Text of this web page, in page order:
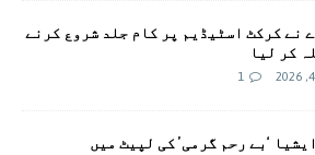
نے کرکٹ اسٹیڈیم پر کام جلد شروع کرنے
کر لیا
1
‘بے رحم گرمی’ کی لپیٹ میں